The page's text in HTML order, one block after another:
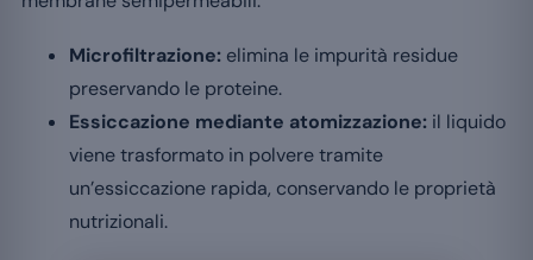
Microfiltrazione: elimina le impurità residue
preservando le proteine.
Essiccazione mediante atomizzazione: il liquido
viene trasformato in polvere tramite
un’essiccazione rapida, conservando le proprietà
nutrizionali.